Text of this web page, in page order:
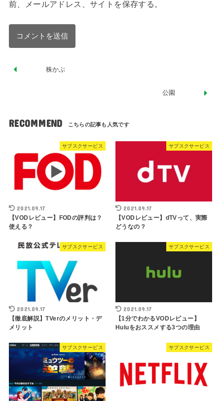
前、メールアドレス、サイトを保存する。
株かぶ
公園
RECOMMEND
サブスクサービス
2021.09.17
【VODレビュー】FODの評判は？
使える？
サブスクサービス
2021.09.17
【VODレビュー】dTVって、実際
どうなの？
サブスクサービス
2021.09.17
【徹底解説】TVerのメリット・デ
メリット
サブスクサービス
2021.09.17
【1分でわかるVODレビュー】
Huluをおススメする3つの理由
サブスクサービス サブスクサービス